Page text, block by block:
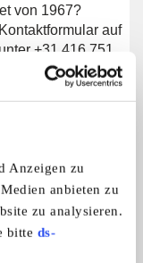
Anzeigen zu
anbieten zu
zu analysieren.
bitte ds-
von 1967?
auf
+31 416 751
gerne alle Ihre
Shop-Video
keine
Fahrzeug bei